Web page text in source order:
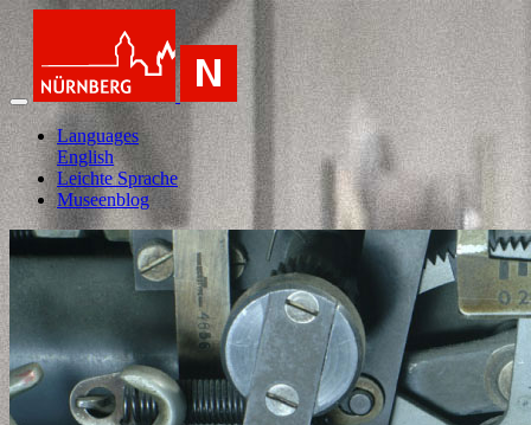
Languages
English
Leichte Sprache
Museenblog